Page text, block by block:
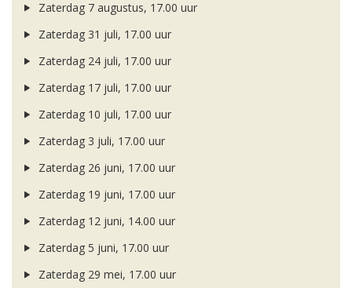
Zaterdag 7 augustus, 17.00 uur
Zaterdag 31 juli, 17.00 uur
Zaterdag 24 juli, 17.00 uur
Zaterdag 17 juli, 17.00 uur
Zaterdag 10 juli, 17.00 uur
Zaterdag 3 juli, 17.00 uur
Zaterdag 26 juni, 17.00 uur
Zaterdag 19 juni, 17.00 uur
Zaterdag 12 juni, 14.00 uur
Zaterdag 5 juni, 17.00 uur
Zaterdag 29 mei, 17.00 uur